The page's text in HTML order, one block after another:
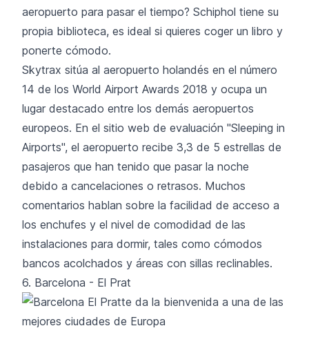
aeropuerto para pasar el tiempo? Schiphol tiene su
propia biblioteca, es ideal si quieres coger un libro y
ponerte cómodo.
Skytrax sitúa al aeropuerto holandés en el número
14 de los World Airport Awards 2018 y ocupa un
lugar destacado entre los demás aeropuertos
europeos. En el sitio web de evaluación "Sleeping in
Airports", el aeropuerto recibe 3,3 de 5 estrellas de
pasajeros que han tenido que pasar la noche
debido a cancelaciones o retrasos. Muchos
comentarios hablan sobre la facilidad de acceso a
los enchufes y el nivel de comodidad de las
instalaciones para dormir, tales como cómodos
bancos acolchados y áreas con sillas reclinables.
6. Barcelona - El Prat